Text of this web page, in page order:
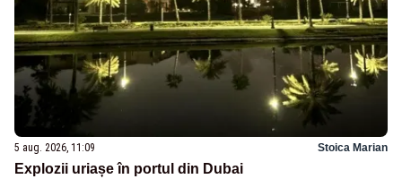
5 aug. 2026, 11:09 Stoica Marian
Explozii uriașe în portul din Dubai